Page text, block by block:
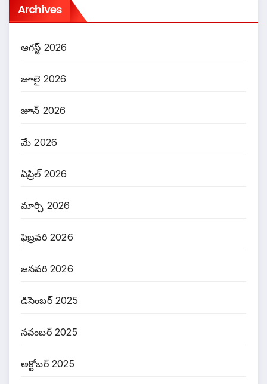
Archives
ఆగస్ట్ 2026
జూలై 2026
జూన్ 2026
మే 2026
ఏప్రిల్ 2026
మార్చి 2026
ఫిబ్రవరి 2026
జనవరి 2026
డిసెంబర్ 2025
నవంబర్ 2025
అక్టోబర్ 2025